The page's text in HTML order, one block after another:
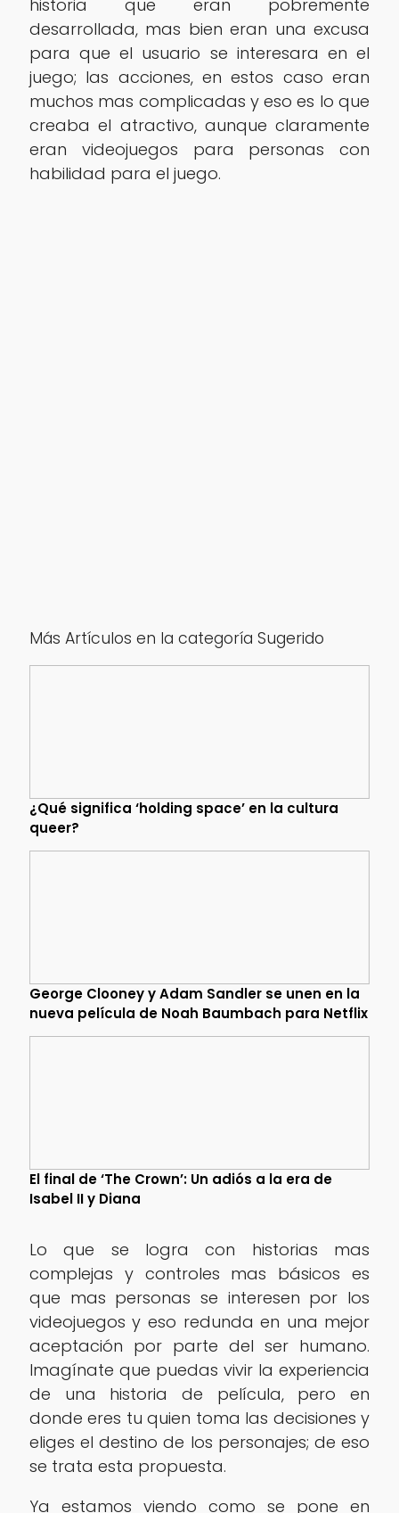
historia que eran pobremente
desarrollada, mas bien eran una excusa
para que el usuario se interesara en el
juego; las acciones, en estos caso eran
muchos mas complicadas y eso es lo que
creaba el atractivo, aunque claramente
eran videojuegos para personas con
habilidad para el juego.
Más Artículos en la categoría Sugerido
¿Qué significa ‘holding space’ en la cultura
queer?
George Clooney y Adam Sandler se unen en la
nueva película de Noah Baumbach para Netflix
El final de ‘The Crown’: Un adiós a la era de
Isabel II y Diana
Lo que se logra con historias mas
complejas y controles mas básicos es
que mas personas se interesen por los
videojuegos y eso redunda en una mejor
aceptación por parte del ser humano.
Imagínate que puedas vivir la experiencia
de una historia de película, pero en
donde eres tu quien toma las decisiones y
eliges el destino de los personajes; de eso
se trata esta propuesta.
Ya estamos viendo como se pone en